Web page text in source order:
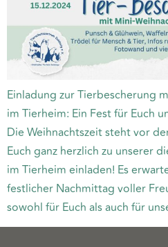
Einladung zur Tierbescherung
im Tierheim: Ein Fest für Euch
Die Weihnachtszeit steht vor
Euch ganz herzlich zu unserer
im Tierheim einladen! Es
festlicher Nachmittag voller
sowohl für Euch als auch für